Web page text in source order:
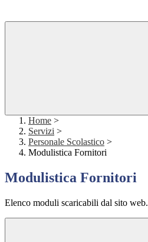
Home >
Servizi >
Personale Scolastico >
Modulistica Fornitori
Modulistica Fornitori
Elenco moduli scaricabili dal sito web.